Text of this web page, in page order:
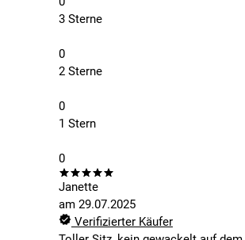
3 Sterne
0
2 Sterne
0
1 Stern
0
Janette
am 29.07.2025
Verifizierter Käufer